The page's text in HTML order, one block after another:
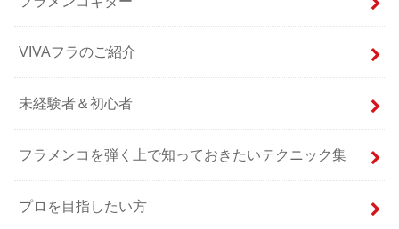
VIVAフラのご紹介
未経験者＆初心者
フラメンコを弾く上で知っておきたいテクニック集
プロを目指したい方